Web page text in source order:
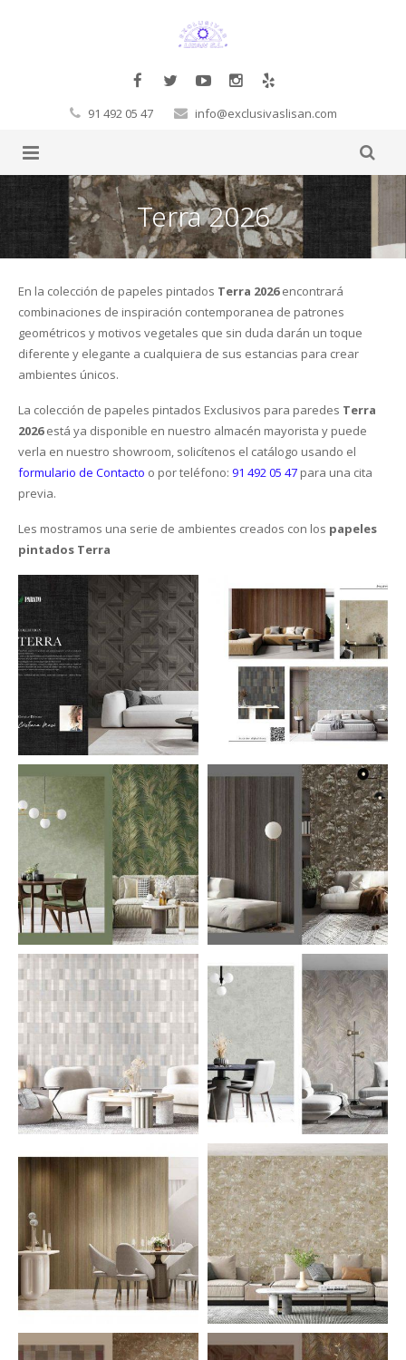
91 492 05 47 info@exclusivaslisan.com
Productos
Complementos
Cornisas
Vigas
Rosetones
Placas de techo
Piedras
Jarrones y objetos 3D
Estanterias
Pegamentos
Hb Fuller
Masillas
Siliconas
Corcho
Corcho de pared
Pinwall
Corcho de suelo
Rollos y Planchas Industriales
Revestimientos de pared
My Wall
FotoMurales
Frisos
Cesped artificial
Felpudos y estriberas de caucho
Tarimas
Flotante
Baltic Wood
Boen
Laminadas
FinFloor
Outlet Krono Original
Galea Floor
Outlet Wineo
Purefloor
Macizas
Vinílicas
Gerflor
Vycover
Aislantes
Suelos
DB Cover
Izoboard
Finsa
Depron para paredes
Rodapié
Rodapié laminado
Rodapié aglomerado
Rodapié crudo
Rodapié lacado
Juntas de Remate
Metalicas
PVC
Productos de mantenimiento
Bona Care
La Solucion
Exclusivos
Decoración Moderno-Clásico
Contract
Textiles
Infantil – Juvenil
Cocinas / Baños
Glamora
Orac
Revestimientos 3D
Cornisas Orac
Molduras Orac
Zócalos
Perfiles de iluminación indirecta
Catálogos Orac
Sueños de Cigüeña
El Blog
Empresa
Contacto
Terra 2026
En la colección de papeles pintados Terra 2026encontrará
combinaciones de inspiración contemporanea de patrones
geométricos y motivos vegetales que sin duda darán un toque
diferente y elegante a cualquiera de sus estancias para crear
ambientes únicos.
La colección de papeles pintados Exclusivos para paredes Terra
2026está ya disponible en nuestro almacén mayorista y puede
verla en nuestro showroom, solicítenos el catálogo usando el
formulario de Contacto o por teléfono: 91 492 05 47 para una cita
previa.
Les mostramos una serie de ambientes creados con los papeles
pintados Terra